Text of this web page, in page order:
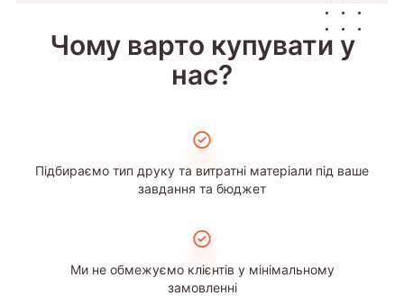
Чому варто купувати у
нас?
Підбираємо тип друку та витратні матеріали під ваше
завдання та бюджет
Ми не обмежуємо клієнтів у мінімальному
замовленні